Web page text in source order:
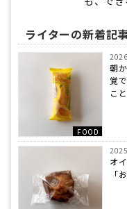
ライターの新着記
FOOD
朝
覚
こと
オ
「